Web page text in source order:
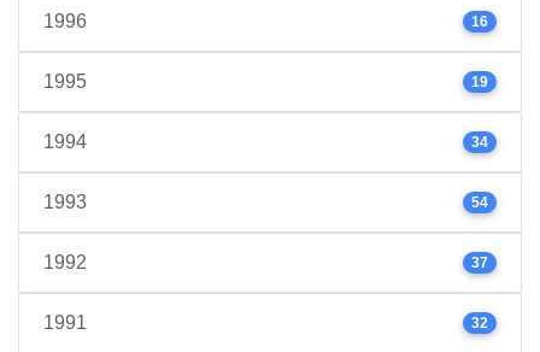
1996 16
1995 19
1994 34
1993 54
1992 37
1991 32